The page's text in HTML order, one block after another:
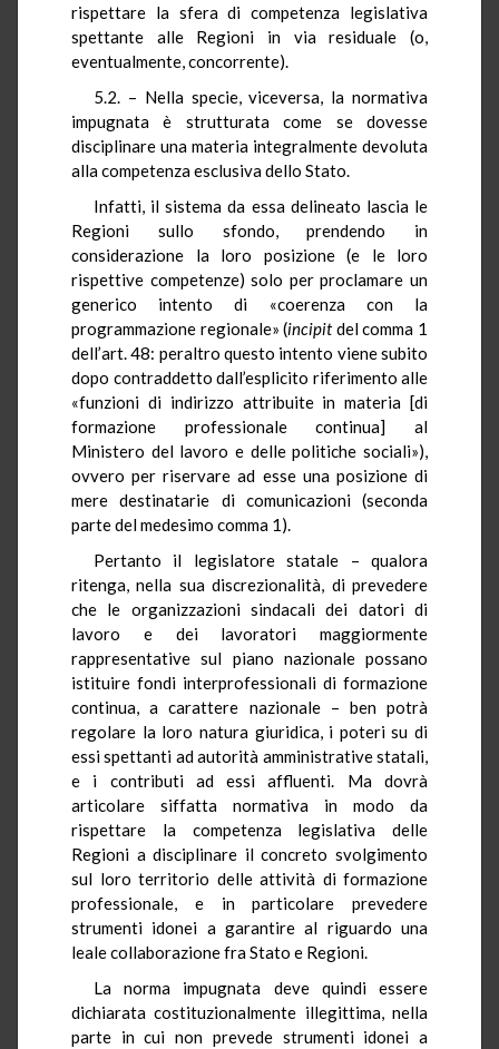
rispettare la sfera di competenza legislativa
spettante alle Regioni in via residuale (o,
eventualmente, concorrente).
5.2. – Nella specie, viceversa, la normativa
impugnata è strutturata come se dovesse
disciplinare una materia integralmente devoluta
alla competenza esclusiva dello Stato.
Infatti, il sistema da essa delineato lascia le
Regioni sullo sfondo, prendendo in
considerazione la loro posizione (e le loro
rispettive competenze) solo per proclamare un
generico intento di «coerenza con la
programmazione regionale» (incipitdel comma 1
dell’art. 48: peraltro questo intento viene subito
dopo contraddetto dall’esplicito riferimento alle
«funzioni di indirizzo attribuite in materia [di
formazione professionale continua] al
Ministero del lavoro e delle politiche sociali»),
ovvero per riservare ad esse una posizione di
mere destinatarie di comunicazioni (seconda
parte del medesimo comma 1).
Pertanto il legislatore statale – qualora
ritenga, nella sua discrezionalità, di prevedere
che le organizzazioni sindacali dei datori di
lavoro e dei lavoratori maggiormente
rappresentative sul piano nazionale possano
istituire fondi interprofessionali di formazione
continua, a carattere nazionale – ben potrà
regolare la loro natura giuridica, i poteri su di
essi spettanti ad autorità amministrative statali,
e i contributi ad essi affluenti. Ma dovrà
articolare siffatta normativa in modo da
rispettare la competenza legislativa delle
Regioni a disciplinare il concreto svolgimento
sul loro territorio delle attività di formazione
professionale, e in particolare prevedere
strumenti idonei a garantire al riguardo una
leale collaborazione fra Stato e Regioni.
La norma impugnata deve quindi essere
dichiarata costituzionalmente illegittima, nella
parte in cui non prevede strumenti idonei a